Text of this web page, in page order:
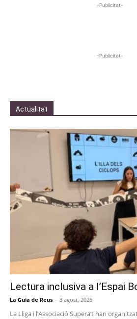
-Publicitat-
-Publicitat-
Actualitat
Lectura inclusiva a l’Espai
La Guia de Reus - 3 agost, 2026
La Lliga i l’Associació Supera’t han